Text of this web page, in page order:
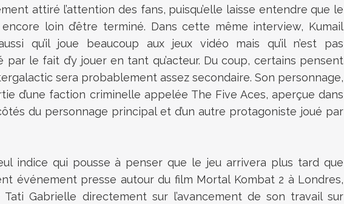
attiré l’attention des fans, puisqu’elle laisse entendre que le
loin d’être terminé. Dans cette même interview, Kumail
qu’il joue beaucoup aux jeux vidéo mais qu’il n’est pas
le fait d’y jouer en tant qu’acteur. Du coup, certains pensent
sera probablement assez secondaire. Son personnage,
d’une faction criminelle appelée The Five Aces, aperçue dans
du personnage principal et d’un autre protagoniste joué par
indice qui pousse à penser que le jeu arrivera plus tard que
événement presse autour du film Mortal Kombat 2 à Londres,
Gabrielle directement sur l’avancement de son travail sur